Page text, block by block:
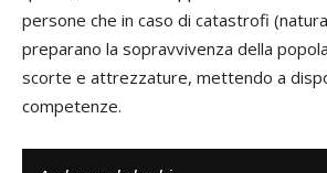
persone che in caso di catastrofi
preparano la sopravvivenza della
scorte e attrezzature, mettendo a
competenze.